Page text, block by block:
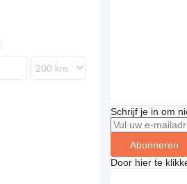
Schrijf je in om
Abonneren
Door hier te